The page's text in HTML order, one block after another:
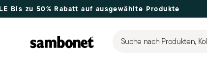
Bis zu 50% Rabatt auf ausgewählte Produkte
Suche nach Produkten,